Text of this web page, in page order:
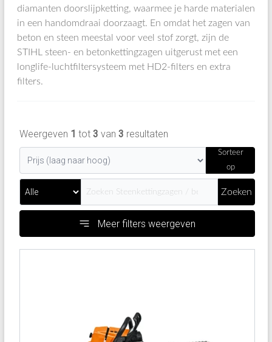
diamanten doorslijpketting, waarmee je harde materialen
in een handomdraai doorzaagt. En omdat het zagen van
beton en steen meestal voor veel stof zorgt, zijn de
STIHL steen- en betonkettingzagen uitgerust met een
longlife-luchtfiltersysteem met HD2-filters en extra
filters.
Weergeven 1 tot 3 van 3 resultaten
Sorteer
op
Zoeken
Meer filters weergeven